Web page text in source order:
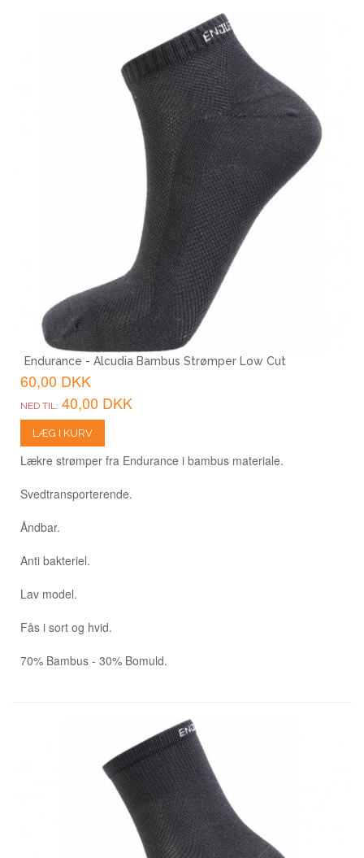
Endurance - Alcudia Bambus Strømper Low Cut
60,00 DKK
NED TIL: 40,00 DKK
LÆG I KURV
Lækre strømper fra Endurance i bambus materiale.
Svedtransporterende.
Åndbar.
Anti bakteriel.
Lav model.
Fås i sort og hvid.
70% Bambus - 30% Bomuld.